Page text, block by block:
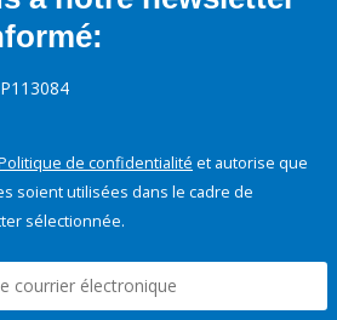
de confidentialité et autorise que
soient utilisées dans le cadre de
sélectionnée.